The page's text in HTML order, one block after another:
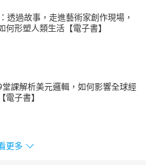
透過故事，走進藝術家創作現場，
何形塑人類生活【電子書】
課解析美元邏輯，如何影響全球經
電子書】
更多